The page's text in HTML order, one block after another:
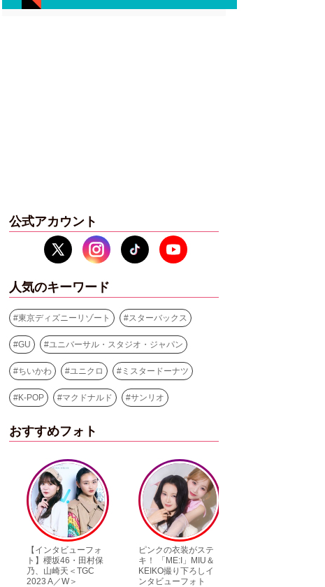
公式アカウント
人気のキーワード
#東京ディズニーリゾート #スターバックス
#GU #ユニバーサル・スタジオ・ジャパン
#ちいかわ #ユニクロ # ミスタードーナツ
#K-POP #マクドナルド #サンリオ
おすすめフォト
【インタビューフォ
ト】櫻坂46・田村保
乃、山崎天＜TGC
2023 A／W＞
ピンクの衣装がステ
キ！ 「ME:I」MIU＆
KEIKO撮り下ろしイ
ンタビューフォト